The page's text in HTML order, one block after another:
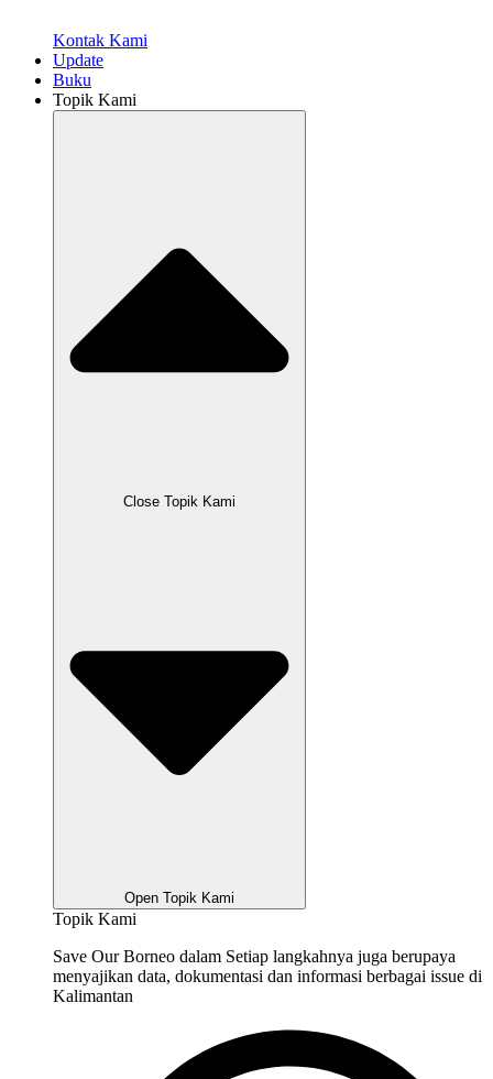
Kontak Kami
Update
Buku
Topik Kami
Close Topik Kami
Open Topik Kami
Topik Kami
Save Our Borneo dalam Setiap langkahnya juga berupaya
menyajikan data, dokumentasi dan informasi berbagai issue di
Kalimantan